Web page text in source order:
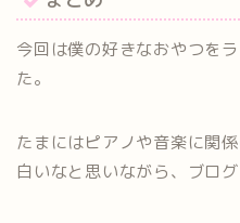
今回は僕の好きなおやつを
た。
たまにはピアノや音楽に関
白いなと思いながら、ブログ